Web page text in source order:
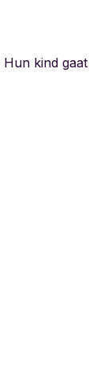
kind gaat